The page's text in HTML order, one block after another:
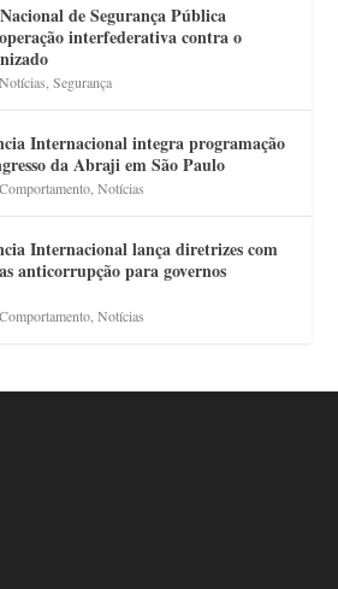
de Segurança Pública
interfederativa contra o
Notícias ,Segurança
Internacional integra programação
da Abraji em São Paulo
Comportamento ,Notícias
Internacional lança diretrizes com
anticorrupção para governos
Comportamento ,Notícias